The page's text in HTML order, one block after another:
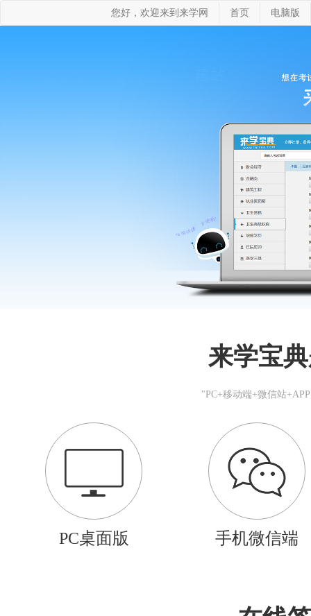
您好，欢迎来到来学网 首页 电脑版
来学宝
"PC+移动端+微信站
PC桌面版 手机微信端